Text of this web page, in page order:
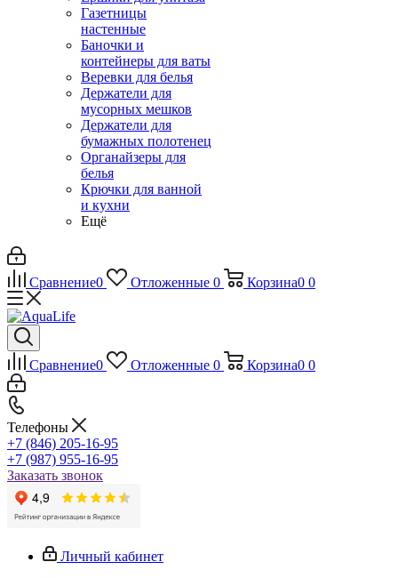
Газетницы
настенные
Баночки и
контейнеры для ваты
Веревки для белья
Держатели для
мусорных мешков
Держатели для
бумажных полотенец
Органайзеры для
белья
Крючки для ванной
и кухни
Ещё
Сравнение0 Отложенные 0 Корзина0 0
Сравнение0 Отложенные 0 Корзина0 0
Телефоны
+7 (846) 205-16-95
+7 (987) 955-16-95
Заказать звонок
Личный кабинет